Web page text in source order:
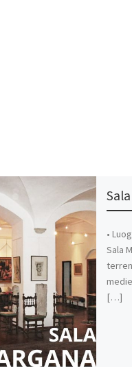
•
Sala
[…]